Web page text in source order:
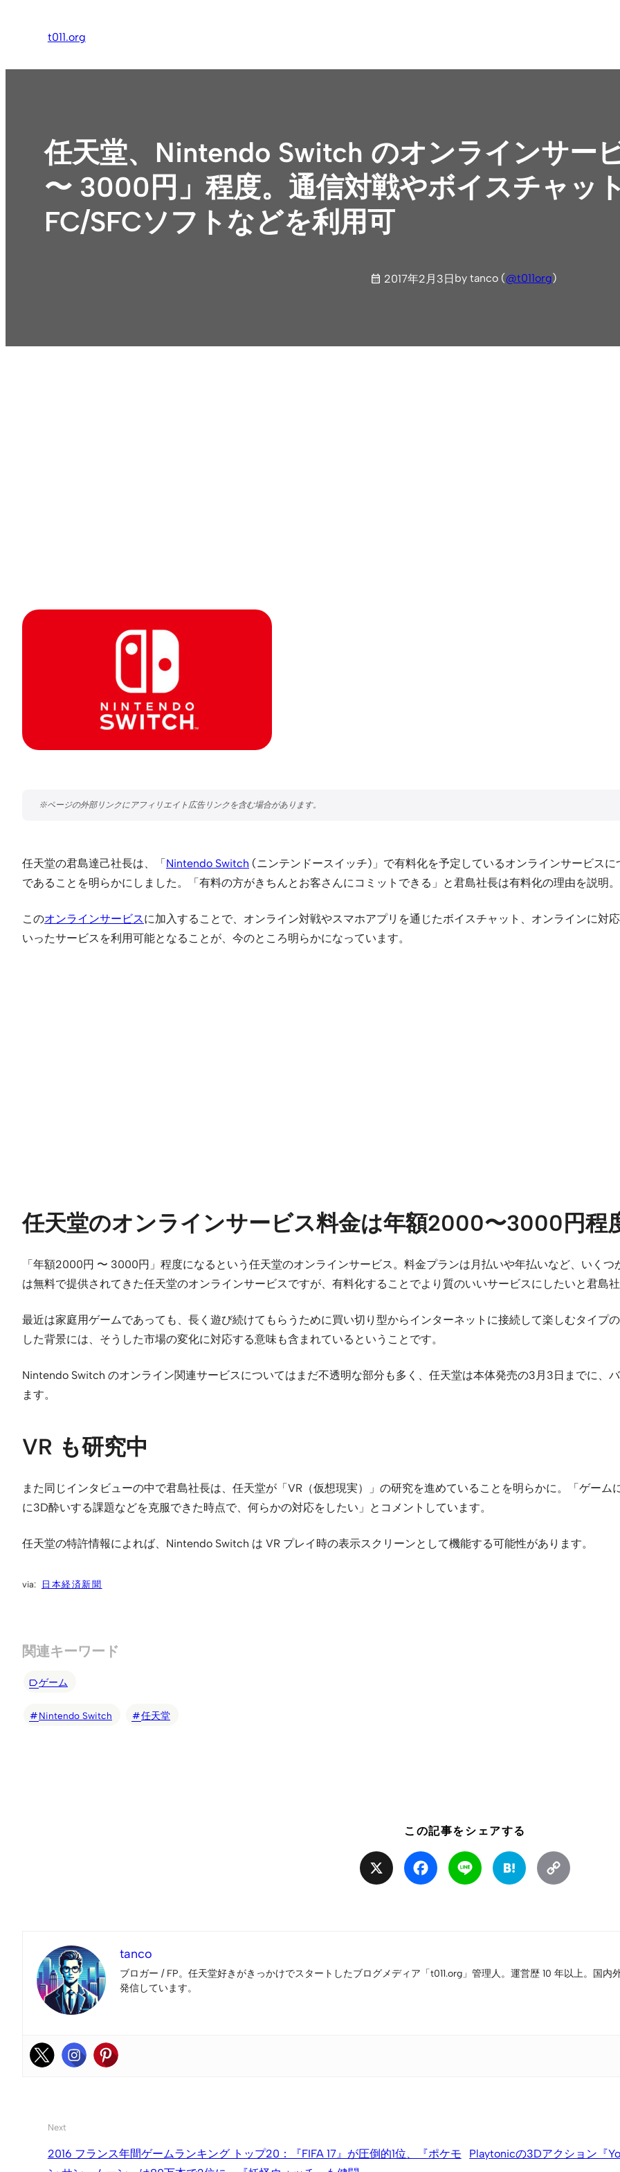
ス
t011.org
任天堂、Nintendo Switch のオンラインサー
〜 3000円」程度。通信対戦やボイスチャッ
FC/SFCソフトなどを利用可
2017年2月3日 by tanco (@t011org)
任天堂の君島達己社長は、「Nintendo Switch (ニンテンドースイッチ)」で有料化を予定しているオンラインサービス
であることを明らかにしました。「有料の方がきちんとお客さんにコミットできる」と君島社長は有料化の理由を説明。
このオンラインサービスに加入することで、オンライン対戦やスマホアプリを通じたボイスチャット、オンラインに対
いったサービスを利用可能となることが、今のところ明らかになっています。
任天堂のオンラインサービス料金は年額2000〜3000円程
「年額2000円 〜 3000円」程度になるという任天堂のオンラインサービス。料金プランは月払いや年払いなど、いく
は無料で提供されてきた任天堂のオンラインサービスですが、有料化することでより質のいいサービスにしたいと君島
最近は家庭用ゲームであっても、長く遊び続けてもらうために買い切り型からインターネットに接続して楽しむタイプ
した背景には、そうした市場の変化に対応する意味も含まれているということです。
Nintendo Switch のオンライン関連サービスについてはまだ不透明な部分も多く、任天堂は本体発売の3月3日までに、
ます。
VR も研究中
また同じインタビューの中で君島社長は、任天堂が「VR（仮想現実）」の研究を進めていることを明らかに。「ゲー
に3D酔いする課題などを克服できた時点で、何らかの対応をしたい」とコメントしています。
任天堂の特許情報によれば、Nintendo Switch は VR プレイ時の表示スクリーンとして機能する可能性があります。
日本経済新聞
関連キーワード
ゲーム
Nintendo Switch 任天堂
この記事をシェアする
Facebook Line Hatena
tanco
ブロガー / FP。任天堂好きがきっかけでスタートしたブログメディア「t011.org」管理人。運営歴 10 年以上。国
発信しています。
Next
2016 フランス年間ゲームランキング トップ20：『FIFA 17』が圧倒的1位、『ポケモ
Playtonicの3Dアクション『